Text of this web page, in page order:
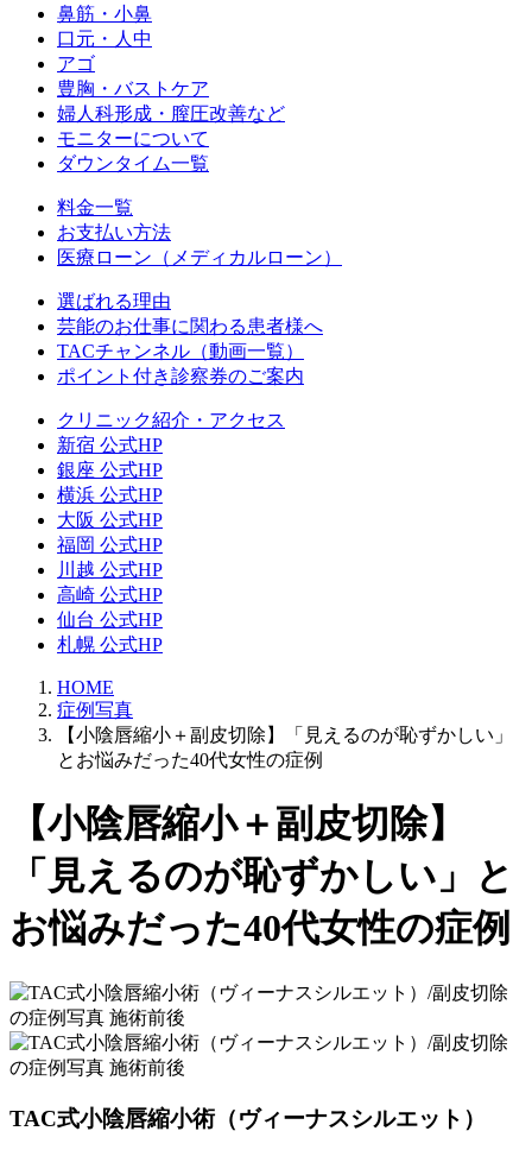
鼻筋・小鼻
口元・人中
アゴ
豊胸・バストケア
婦人科形成・膣圧改善など
モニターについて
ダウンタイム一覧
料金一覧
お支払い方法
医療ローン（メディカルローン）
選ばれる理由
芸能のお仕事に関わる患者様へ
TACチャンネル（動画一覧）
ポイント付き診察券のご案内
クリニック紹介・アクセス
新宿 公式HP
銀座 公式HP
横浜 公式HP
大阪 公式HP
福岡 公式HP
川越 公式HP
高崎 公式HP
仙台 公式HP
札幌 公式HP
HOME
症例写真
【小陰唇縮小＋副皮切除】「見えるのが恥ずかしい」
とお悩みだった40代女性の症例
【小陰唇縮小＋副皮切除】
「見えるのが恥ずかしい」と
お悩みだった40代女性の症例
TAC式小陰唇縮小術（ヴィーナスシルエット）